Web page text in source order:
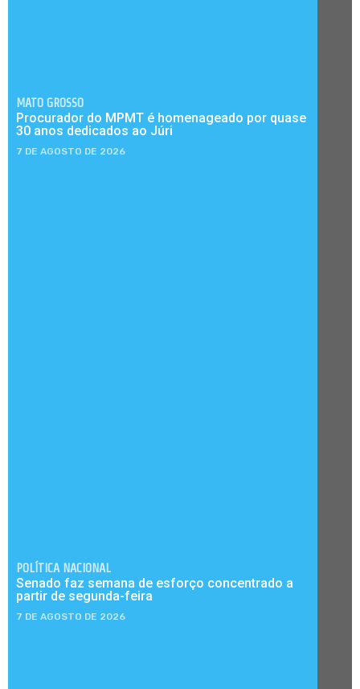
MATO GROSSO
Procurador do MPMT é homenageado por quase
30 anos dedicados ao Júri
7 DE AGOSTO DE 2026
POLÍTICA NACIONAL
Senado faz semana de esforço concentrado a
partir de segunda-feira
7 DE AGOSTO DE 2026